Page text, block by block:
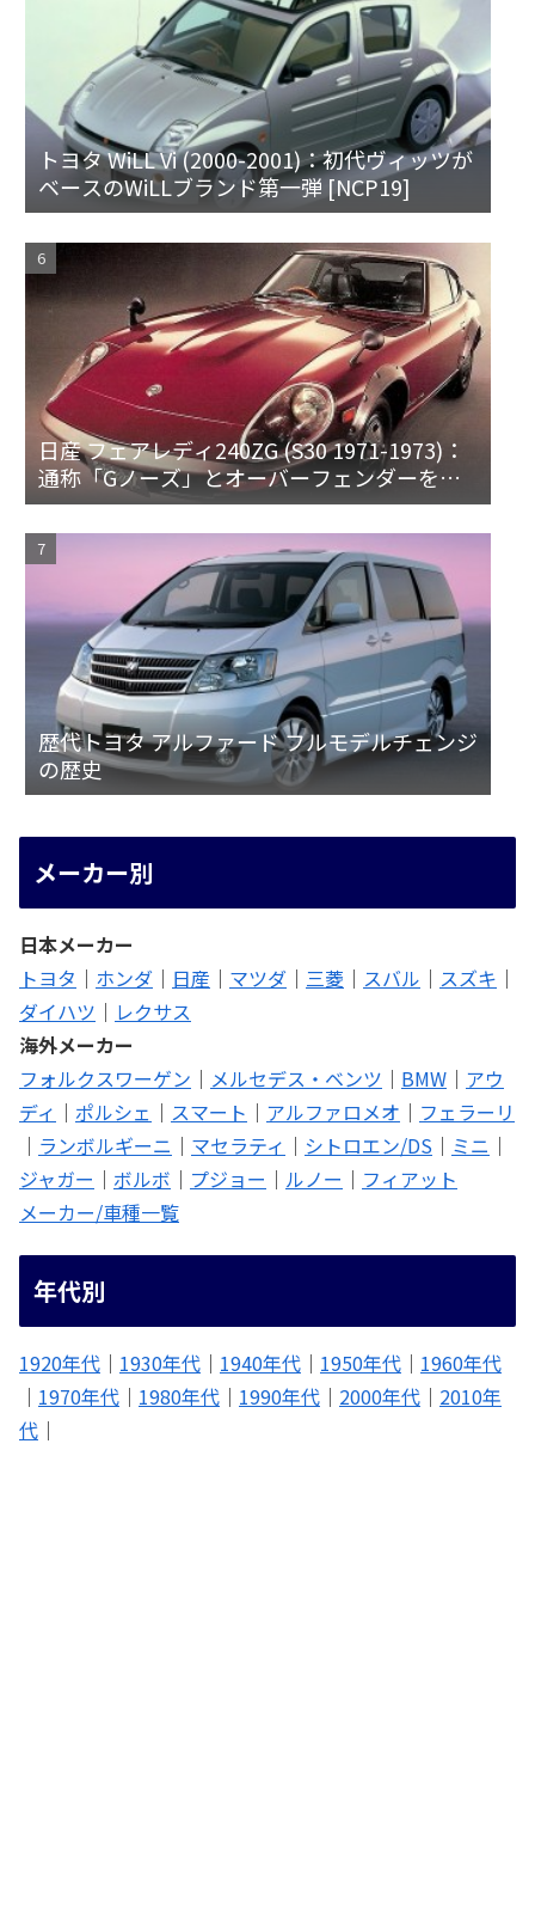
トヨタ WiLL Vi (2000-2001)：初代ヴィッツが
ベースのWiLLブランド第一弾 [NCP19]
日産 フェアレディ240ZG (S30 1971-1973)：
通称「Gノーズ」とオーバーフェンダーを装
備した特別なZ
歴代トヨタ アルファード フルモデルチェンジ
の歴史
メーカー別
日本メーカー
トヨタ ｜ ホンダ ｜ 日産 ｜ マツダ ｜ 三菱 ｜ スバル ｜ スズキ ｜
ダイハツ ｜ レクサス
海外メーカー
フォルクスワーゲン ｜ メルセデス・ベンツ ｜ BMW ｜ アウ
ディ ｜ ポルシェ ｜ スマート ｜ アルファロメオ ｜ フェラーリ
｜ ランボルギーニ ｜ マセラティ ｜ シトロエン/DS ｜ ミニ ｜
ジャガー ｜ ボルボ ｜ プジョー ｜ ルノー ｜ フィアット
メーカー/車種一覧
年代別
1920年代 ｜ 1930年代 ｜ 1940年代 ｜ 1950年代 ｜ 1960年代
｜ 1970年代 ｜ 1980年代 ｜ 1990年代 ｜ 2000年代 ｜ 2010年
代 ｜